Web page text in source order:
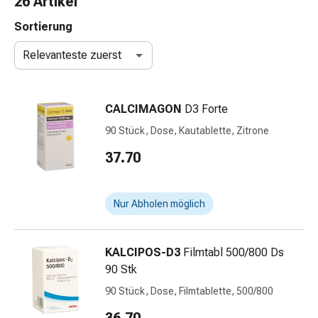
Schnupfen
Wund-
Elastische
Wundbinden
Fingerverbände
Gazen
Kompressionsbinden
Pflaster
Pflasterbinden,
Tapes
Zubehör
Schlauch-
Sortierung
Relevanteste zuerst
CALCIMAGON D3 Forte
90 Stück, Dose, Kautablette, Zitrone
37.70
Nur Abholen möglich
KALCIPOS-D3 Filmtabl 500/800 Ds
90 Stk
90 Stück, Dose, Filmtablette, 500/800